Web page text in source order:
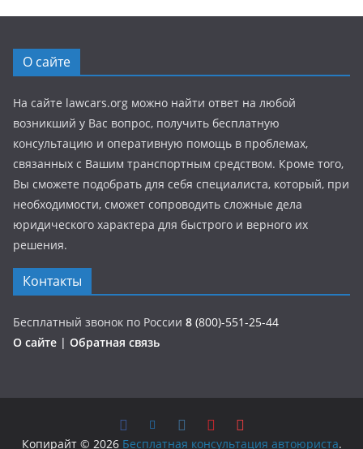
О сайте
На сайте lawcars.org можно найти ответ на любой
возникший у Вас вопрос, получить бесплатную
консультацию и оперативную помощь в проблемах,
связанных с Вашим транспортным средством. Кроме того,
Вы сможете подобрать для себя специалиста, который, при
необходимости, сможет сопроводить сложные дела
юридического характера для быстрого и верного их
решения.
Контакты
Бесплатный звонок по России 8 (800)-551-25-44
О сайте | Обратная связь
Копирайт © 2026 Бесплатная консультация автоюриста.